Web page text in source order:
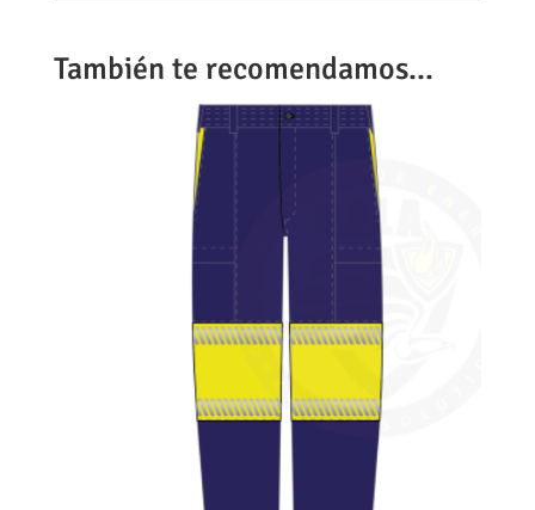
También te recomendamos…